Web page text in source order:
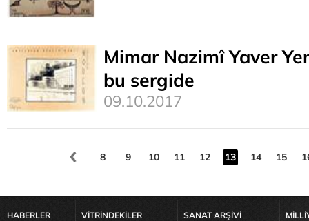
Mimar Nazimî Yaver
bu sergide
09.10.2017
8 9 10 11 12 13 14 15
HABERLER
VİTRİNDEKİLER
SANAT ARŞİVİ